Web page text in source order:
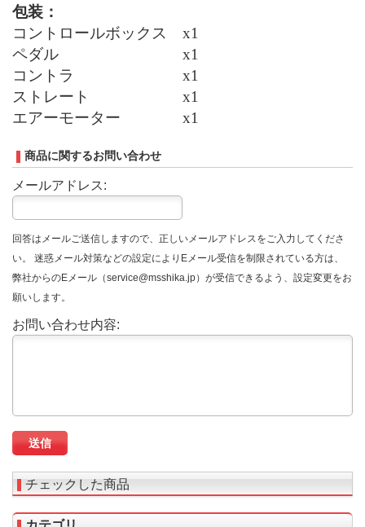
包装：
コントロールボックス x1
ペダル x1
コントラ x1
ストレート x1
エアーモーター x1
商品に関するお問い合わせ
メールアドレス:
回答はメールご送信しますので、正しいメールアドレスをご入力してくださ
い。 迷惑メール対策などの設定によりEメール受信を制限されている方は、
弊社からのEメール（service@msshika.jp）が受信できるよう、設定変更をお
願いします。
お問い合わせ内容:
チェックした商品